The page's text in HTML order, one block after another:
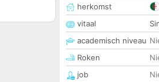
herkomst
vitaal
academisch niveau
Roken
job